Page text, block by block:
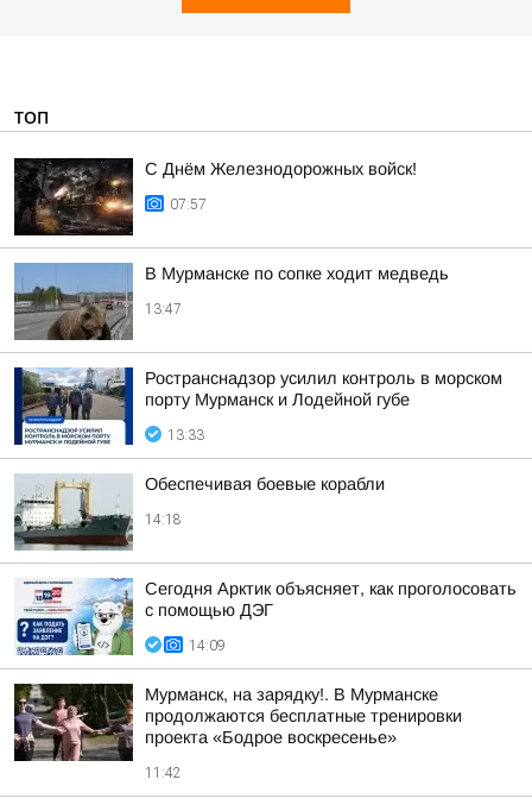
ТОП
С Днём Железнодорожных войск!
07:57
В Мурманске по сопке ходит медведь
13:47
Ространснадзор усилил контроль в морском
порту Мурманск и Лодейной губе
13:33
Обеспечивая боевые корабли
14:18
Сегодня Арктик объясняет, как проголосовать
с помощью ДЭГ
14:09
Мурманск, на зарядку!. В Мурманске
продолжаются бесплатные тренировки
проекта «Бодрое воскресенье»
11:42